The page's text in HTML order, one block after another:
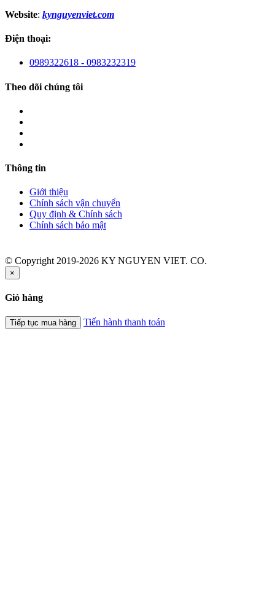
Website: kynguyenviet.com
Điện thoại:
0989322618 - 0983232319
Theo dõi chúng tôi
Thông tin
Giới thiệu
Chính sách vận chuyển
Quy định & Chính sách
Chính sách bảo mật
© Copyright 2019-2026 KY NGUYEN VIET. CO.
×
Giỏ hàng
Tiếp tục mua hàng Tiến hành thanh toán